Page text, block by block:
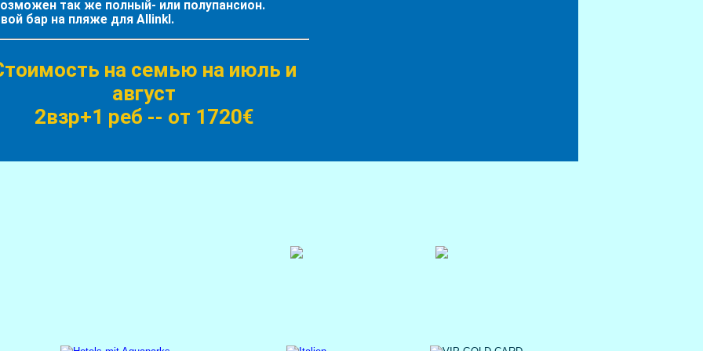
так же полный- или полупансион.
бар на пляже для Allinkl.
на семью на июль и
август
2взр+1 реб -- от 1720€